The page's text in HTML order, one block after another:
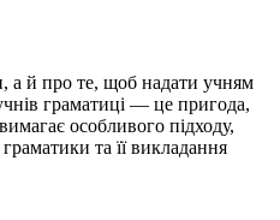
а й про те, щоб надати учням
граматиці — це пригода,
особливого підходу,
та її викладання